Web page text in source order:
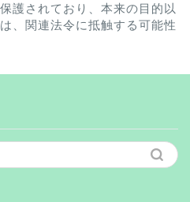
護されており、本来の目的以
、関連法令に抵触する可能性